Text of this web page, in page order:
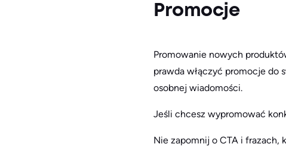
Promocje
Promowanie nowych
prawda włączyć promocje do
osobnej wiadomości.
Jeśli chcesz wypromować
Nie zapomnij o CTA i frazach,